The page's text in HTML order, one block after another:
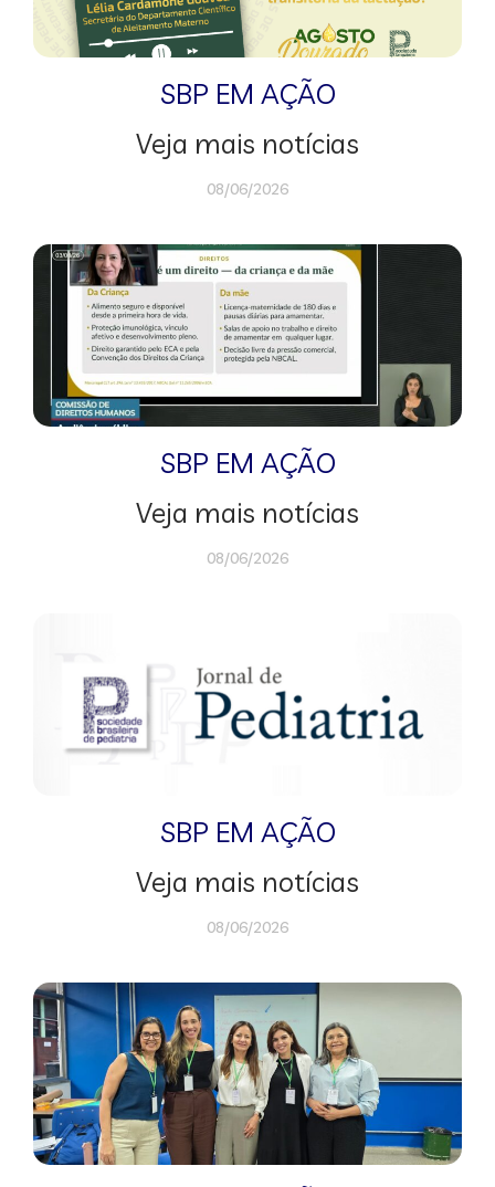
SBP EM AÇÃO
Veja mais notícias
08/06/2026
SBP EM AÇÃO
Veja mais notícias
08/06/2026
SBP EM AÇÃO
Veja mais notícias
08/06/2026